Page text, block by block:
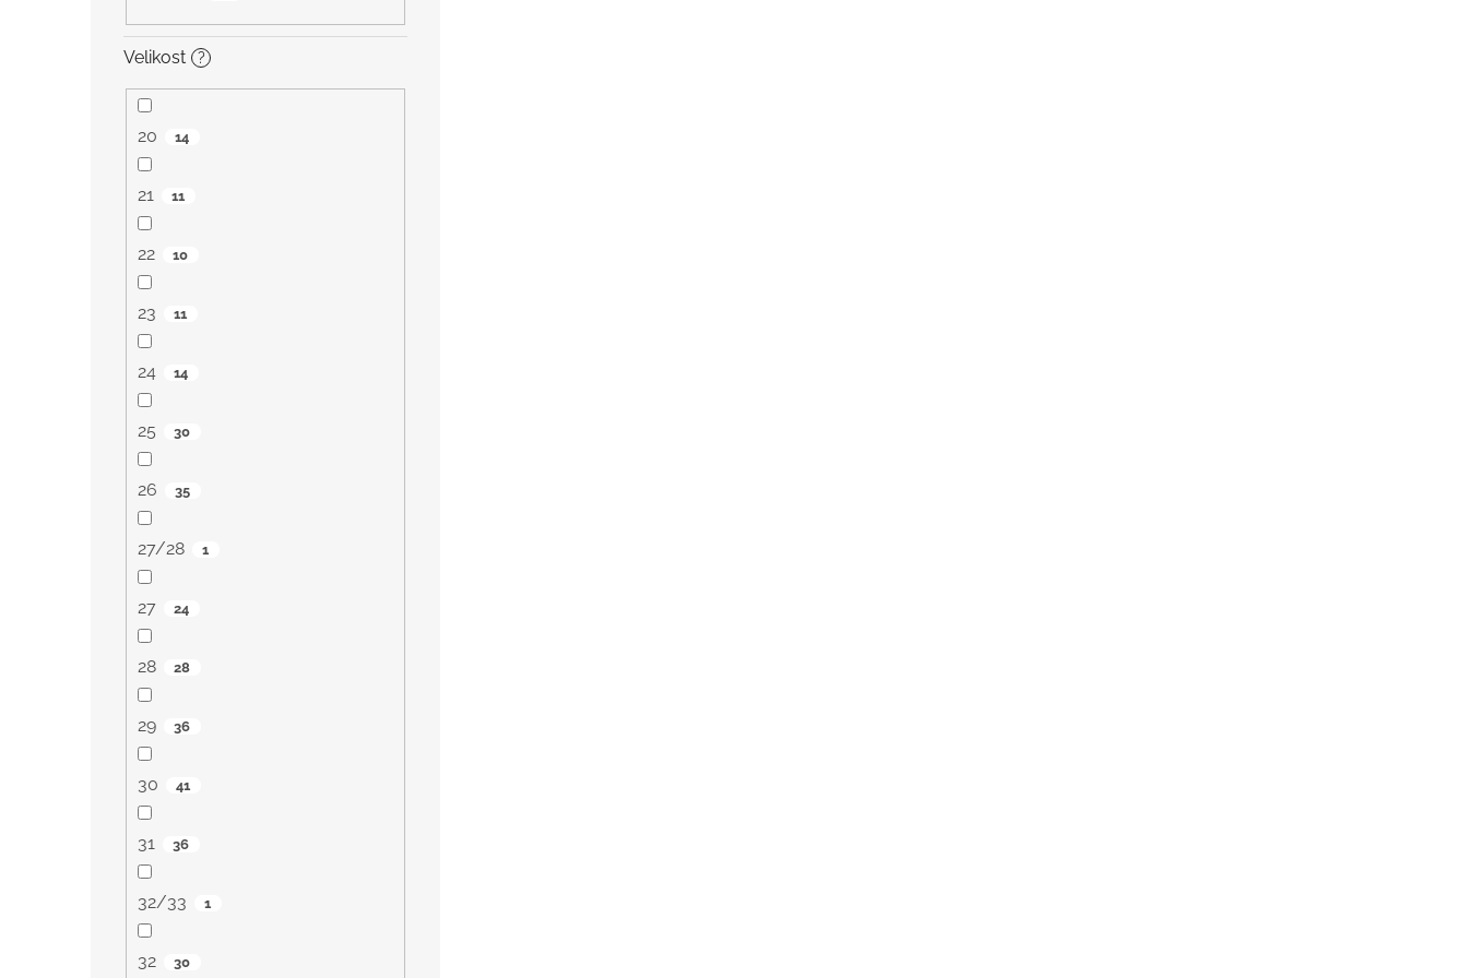
Velikost ?
20 14
21 11
22 10
23 11
24 14
25 30
26 35
27/28 1
27 24
28 28
29 36
30 41
31 36
32/33 1
32 30